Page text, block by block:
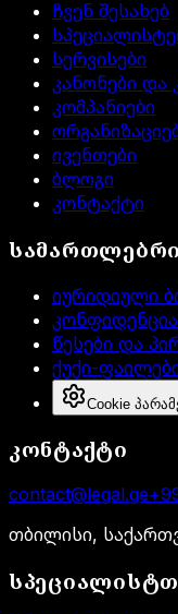
ჩვენ შესახებ
სერვისები
კანონები და
კომპანიები
ივენთები
ბლოგი
კონტაქტი
იურიდიული
წესები და
ქუქი-
Cookie
კონტაქტი
contact@legal.ge
თბილისი,